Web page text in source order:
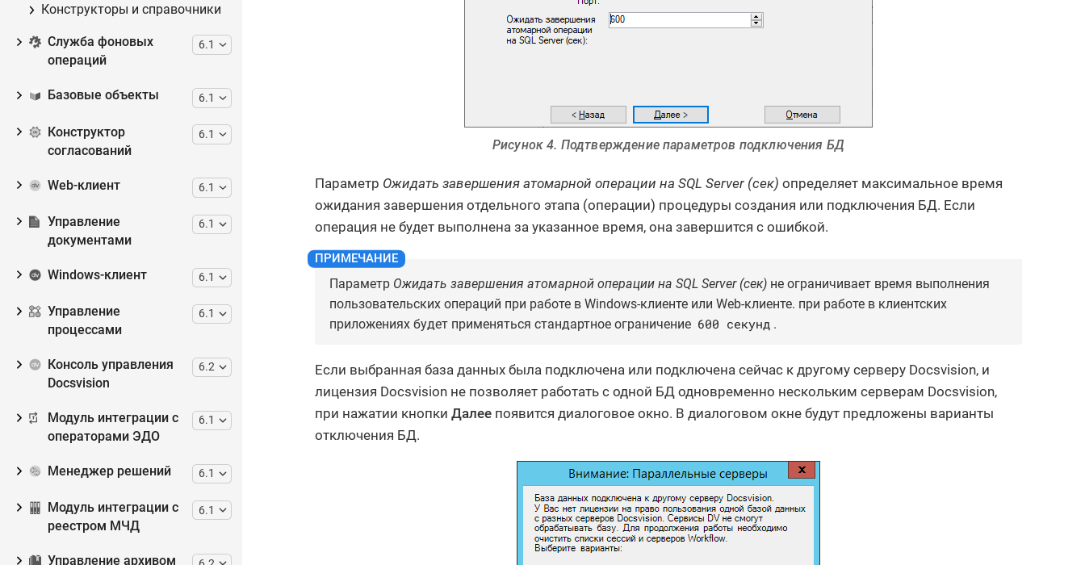
Конструкторы и справочники
Служба фоновых
операций
6.1
Базовые объекты 6.1
Конструктор
согласований
6.1
Web-клиент 6.1
Управление
документами
6.1
Windows-клиент 6.1
Управление
процессами
6.1
Консоль управления
Docsvision
6.2
Модуль интеграции с
операторами ЭДО
6.1
Менеджер решений 6.1
Модуль интеграции с
реестром МЧД
6.1
Управление архивом
Рисунок 4. Подтверждение параметров подключения БД
Параметр Ожидать завершения атомарной операции на SQL Server (сек) определяет максимальное время
ожидания завершения отдельного этапа (операции) процедуры создания или подключения БД. Если
операция не будет выполнена за указанное время, она завершится с ошибкой.
Параметр Ожидать завершения атомарной операции на SQL Server (сек) не ограничивает время выполнения
пользовательских операций при работе в Windows-клиенте или Web-клиенте. при работе в клиентских
приложениях будет применяться стандартное ограничение 600 секунд .
Если выбранная база данных была подключена или подключена сейчас к другому серверу Docsvision, и
лицензия Docsvision не позволяет работать с одной БД одновременно нескольким серверам Docsvision,
при нажатии кнопки Далее появится диалоговое окно. В диалоговом окне будут предложены варианты
отключения БД.